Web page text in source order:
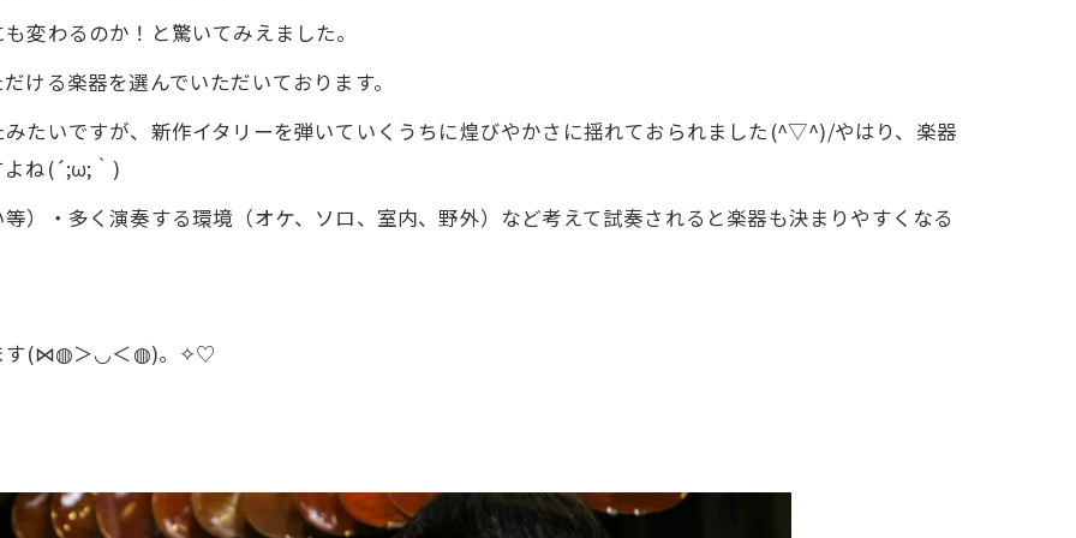
変わるのか！と驚いてみえました。
ける楽器を選んでいただいております。
たいですが、新作イタリーを弾いていくうちに煌びやかさに揺れておられました(^▽^)/やはり、楽器
よね(´;ω;｀)
）・多く演奏する環境（オケ、ソロ、室内、野外）など考えて試奏されると楽器も決まりやすくなる
ます(⋈◍＞◡＜◍)。✧♡